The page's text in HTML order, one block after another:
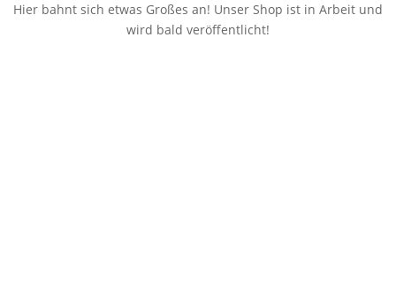
Hier bahnt sich etwas Großes an! Unser Shop ist in Arbeit und
wird bald veröffentlicht!